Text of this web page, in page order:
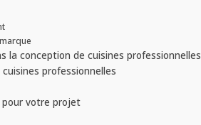
la conception de cuisines professionnelles
professionnelles
pour votre projet